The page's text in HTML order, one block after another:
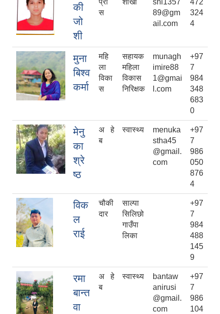
की
जो
शी
प्रा
स
शाखा
shi1357
89@gm
ail.com
472
324
4
मुना
बिश्व
कर्मा
महि
ला
विका
स
सहायक
महिला
विकास
निरिक्षक
munagh
imire88
1@gmai
l.com
+97
7
984
348
683
0
मेनु
का
श्रे
ष्ठ
अ हे
ब
स्वास्थ्य
menuka
stha45
@gmail.
com
+97
7
986
050
876
4
विक
ल
राई
चौकी
दार
साल्पा
सिलिछो
गाउँपा
लिका
+97
7
984
488
145
9
रमा
बान्त
वा
अ हे
ब
स्वास्थ्य
bantaw
anirusi
@gmail.
com
+97
7
986
104